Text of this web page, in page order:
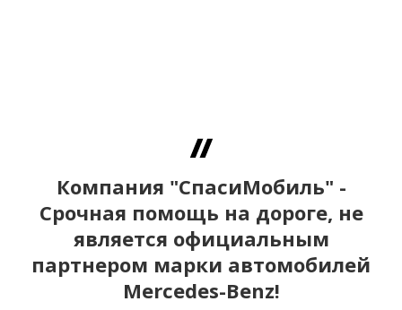
Компания "СпасиМобиль" -
Срочная помощь на дороге, не
является официальным
партнером марки автомобилей
Mercedes-Benz!